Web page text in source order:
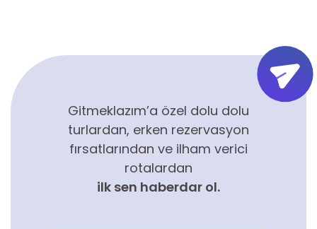
Gitmeklazım’a özel dolu dolu
turlardan, erken rezervasyon
fırsatlarından ve ilham verici
rotalardan
ilk sen haberdar ol.